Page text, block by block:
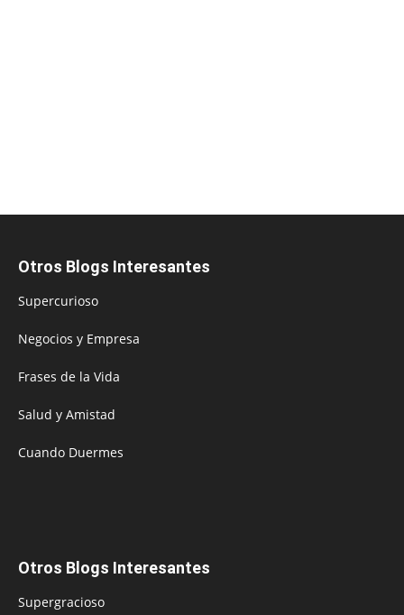
Otros Blogs Interesantes
Supercurioso
Negocios y Empresa
Frases de la Vida
Salud y Amistad
Cuando Duermes
Otros Blogs Interesantes
Supergracioso